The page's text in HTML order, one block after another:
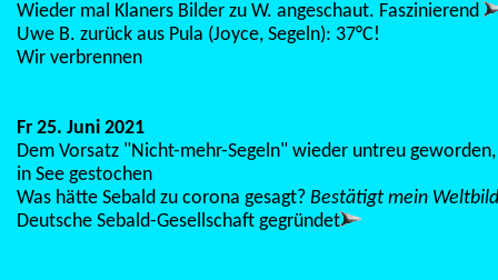
Wieder mal Klaners Bilder zu W. angeschaut. Faszinierend
Uwe B. zurück aus Pula (Joyce, Segeln): 37°C!
Wir verbrennen
Fr 25. Juni 2021
Dem Vorsatz "Nicht-mehr-Segeln" wieder untreu geworden,
in See gestochen
Was hätte Sebald zu corona gesagt? Bestätigt mein
Deutsche Sebald-Gesellschaft gegründet